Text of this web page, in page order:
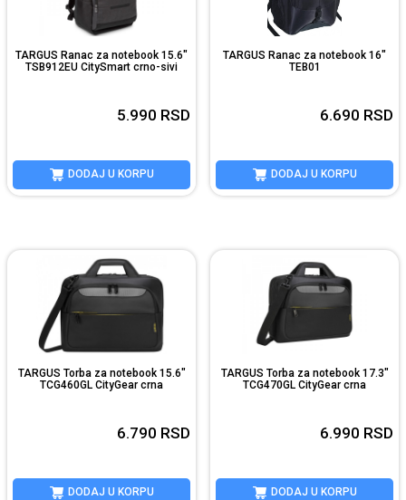
TARGUS Ranac za notebook 15.6"
TSB912EU CitySmart crno-sivi
5.990 RSD
DODAJ U KORPU
TARGUS Ranac za notebook 16"
TEB01
6.690 RSD
DODAJ U KORPU
TARGUS Torba za notebook 15.6"
TCG460GL CityGear crna
6.790 RSD
DODAJ U KORPU
TARGUS Torba za notebook 17.3"
TCG470GL CityGear crna
6.990 RSD
DODAJ U KORPU